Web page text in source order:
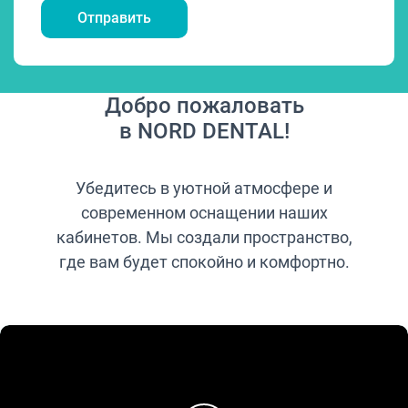
Добро пожаловать
в NORD DENTAL!
Убедитесь в уютной атмосфере и
современном оснащении наших
кабинетов. Мы создали пространство,
где вам будет спокойно и комфортно.